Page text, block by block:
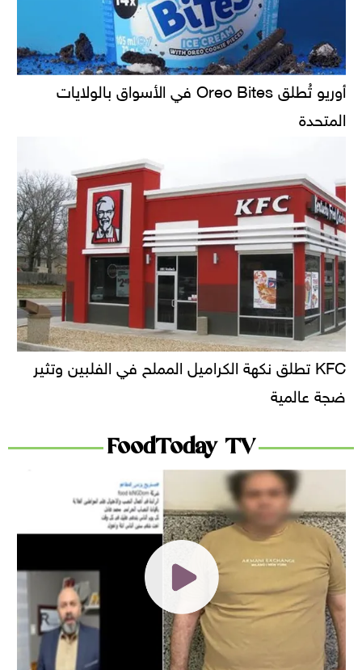
أوريو تُطلق Oreo Bites في الأسواق بالولايات
المتحدة
KFC تطلق نكهة الكراميل المملح في الفلبين وتثير
ضجة عالمية
FoodToday TV